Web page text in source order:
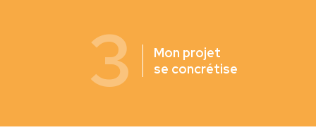
3
Mon projet
se concrétise